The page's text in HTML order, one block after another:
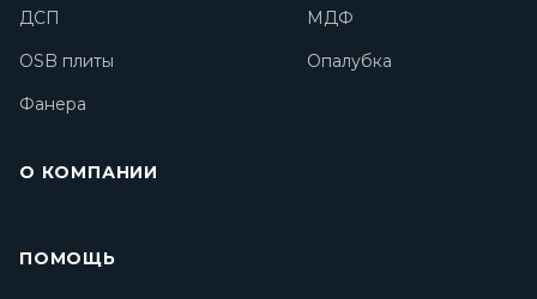
ДСП
МДФ
OSB плиты
Опалубка
Фанера
О КОМПАНИИ
ПОМОЩЬ